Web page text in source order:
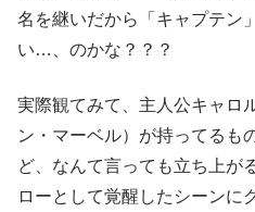
名を継いだから「キャプテン
い…、のかな？？？
実際観てみて、主人公キャロ
ン・マーベル）が持ってるも
ど、なんて言っても立ち上が
ローとして覚醒したシーンに